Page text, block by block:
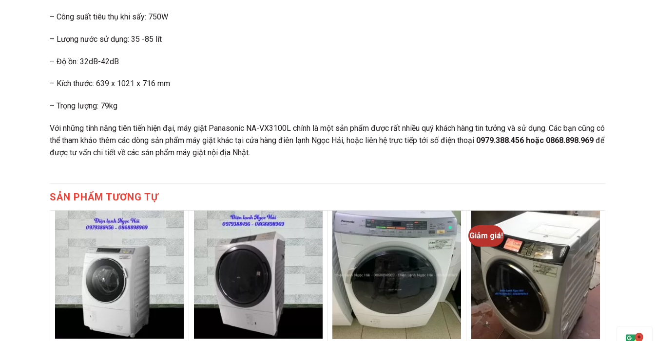
– Công suất tiêu thụ khi sấy: 750W
– Lượng nước sử dụng: 35 -85 lít
– Độ ồn: 32dB-42dB
– Kích thước: 639 x 1021 x 716 mm
– Trọng lượng: 79kg
Với những tính năng tiên tiến hiện đại, máy giặt Panasonic NA-VX3100L chính là một sản phẩm được rất nhiều quý khách hàng tin tưởng và sử dụng. Các bạn cũng có
thể tham khảo thêm các dòng sản phẩm máy giặt khác tại cửa hàng điên lạnh Ngọc Hải, hoặc liên hệ trực tiếp tới số điện thoại 0979.388.456 hoặc 0868.898.969 để
được tư vấn chi tiết về các sản phẩm máy giặt nội địa Nhật.
SẢN PHẨM TƯƠNG TỰ
Giảm giá!